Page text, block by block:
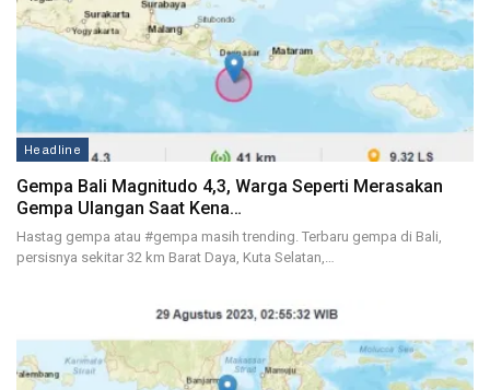
Headline
Gempa Bali Magnitudo 4,3, Warga Seperti Merasakan
Gempa Ulangan Saat Kena…
Hastag gempa atau #gempa masih trending. Terbaru gempa di Bali,
persisnya sekitar 32 km Barat Daya, Kuta Selatan,…